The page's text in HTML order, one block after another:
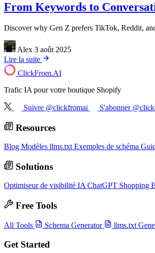
From Keywords to
Discover why Gen Z prefers TikTok, Reddit,
Alex 3 août 2025
Lire la suite
ClickFrom.AI
Trafic IA pour votre boutique Shopify
Suivre @clickfromai S'abonner
Resources
Blog Modèles llms.txt Exemples de schéma
Solutions
Optimiseur de visibilité IA ChatGPT Shopping
Free Tools
All Tools Schema Generator llms.txt
Get Started